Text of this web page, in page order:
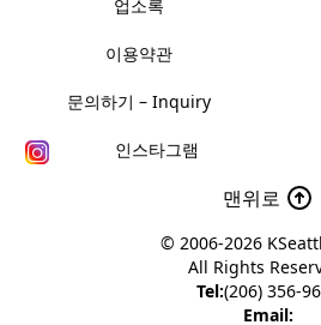
업소록
이용약관
문의하기 – Inquiry
인스타그램
맨위로
© 2006-2026
All Rights
Tel:(206) 356-
Email: